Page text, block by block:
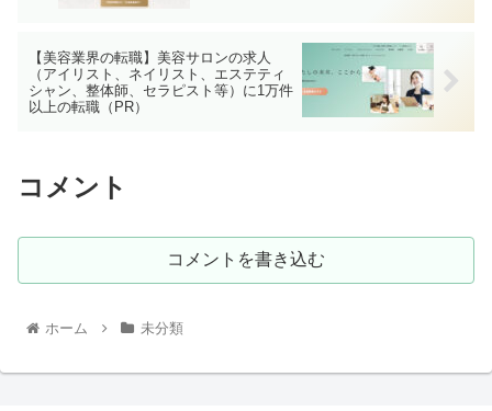
【美容業界の転職】美容サロンの求人
（アイリスト、ネイリスト、エステティ
シャン、整体師、セラピスト等）に1万件
以上の転職（PR）
コメント
コメントを書き込む
ホーム 未分類